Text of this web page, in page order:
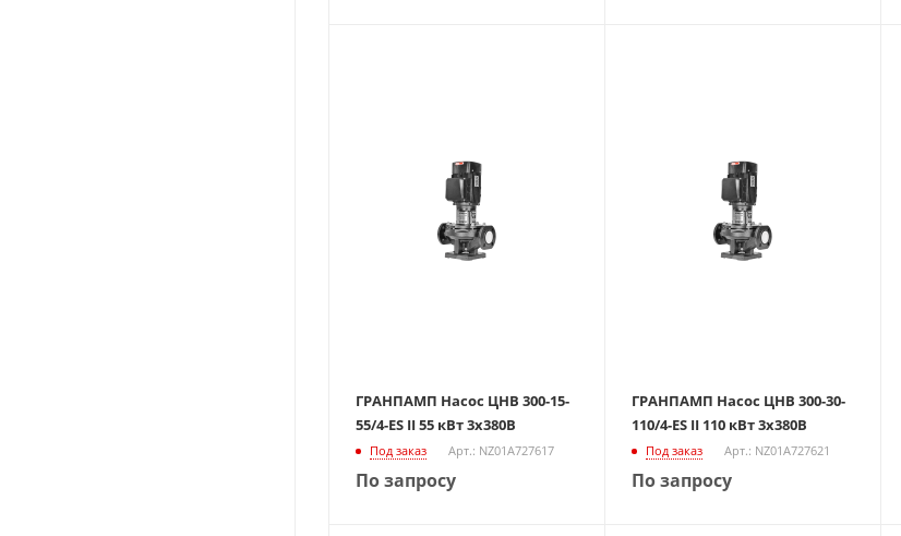
ГРАНПАМП Насос ЦНВ 300-15-
55/4-ES II 55 кВт 3х380В
Под заказ Арт.: NZ01A727617
По запросу
ГРАНПАМП Насос ЦНВ 300-30-
110/4-ES II 110 кВт 3х380В
Под заказ Арт.: NZ01A727621
По запросу